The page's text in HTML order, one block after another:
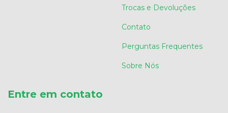
Trocas e Devoluções
Contato
Perguntas Frequentes
Sobre Nós
Entre em contato